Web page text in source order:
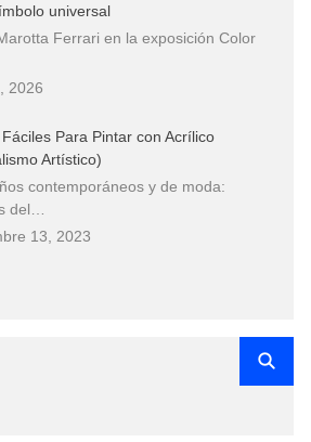
universal
Ferrari en la exposición Color
2026
Para Pintar con Acrílico
Artístico)
contemporáneos y de moda:
del…
13, 2023